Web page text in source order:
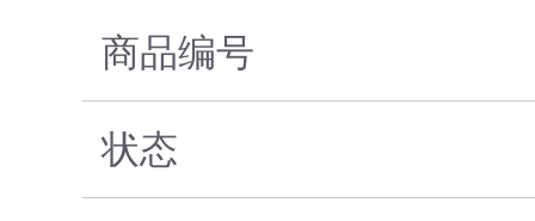
商品编号
状态